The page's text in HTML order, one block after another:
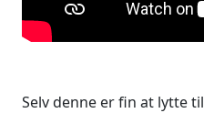
Selv denne er fin at lytte til